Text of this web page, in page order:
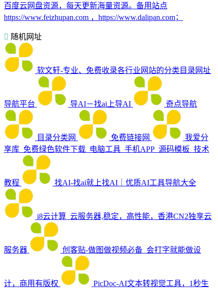
百度云网盘资源，每天更新海量资源。备用站点
https://www.feizhupan.com ，https://www.dalipan.com；
随机网址
软文轩-专业、免费收录各行业网站的分类目录网址
导航平台 导AI－找ai上导AI 奇点导航
目录分类网 免费链接网
我爱分
享库_免费绿色软件下载_电脑工具_手机APP_源码模板_技术
教程 找AI-找ai就上找AI｜优质AI工具导航大全
i8云计算_云服务器,稳定，高性能，香港CN2独享云
服务器 创客贴-做图做视频必备_会打字就能做设
计，商用有版权 PicDoc-AI文本转视觉工具，1秒生